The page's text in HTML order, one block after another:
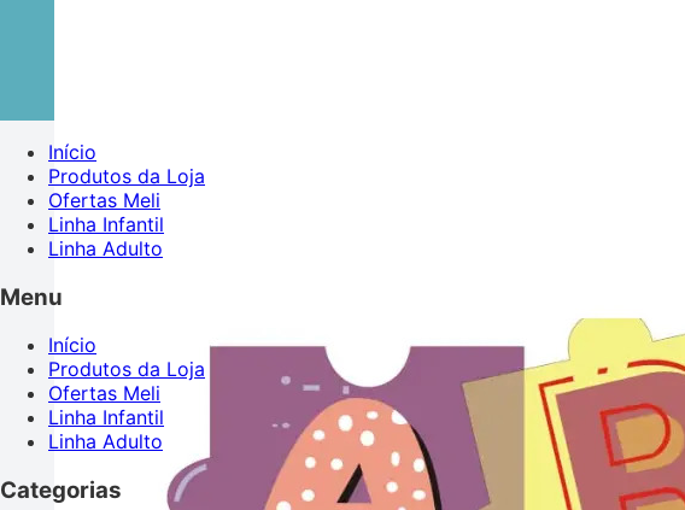
Início
Produtos da Loja
Ofertas Meli
Linha Infantil
Linha Adulto
Menu
Início
Produtos da Loja
Ofertas Meli
Linha Infantil
Linha Adulto
Categorias